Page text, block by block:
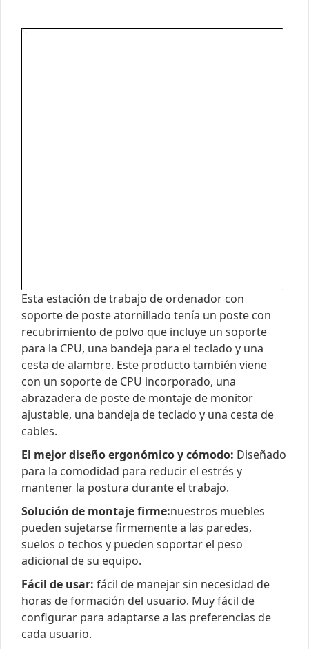
Esta estación de trabajo de ordenador con
soporte de poste atornillado tenía un poste con
recubrimiento de polvo que incluye un soporte
para la CPU, una bandeja para el teclado y una
cesta de alambre. Este producto también viene
con un soporte de CPU incorporado, una
abrazadera de poste de montaje de monitor
ajustable, una bandeja de teclado y una cesta de
cables.
El mejor diseño ergonómico y cómodo: Diseñado
para la comodidad para reducir el estrés y
mantener la postura durante el trabajo.
Solución de montaje firme:nuestros muebles
pueden sujetarse firmemente a las paredes,
suelos o techos y pueden soportar el peso
adicional de su equipo.
Fácil de usar: fácil de manejar sin necesidad de
horas de formación del usuario. Muy fácil de
configurar para adaptarse a las preferencias de
cada usuario.